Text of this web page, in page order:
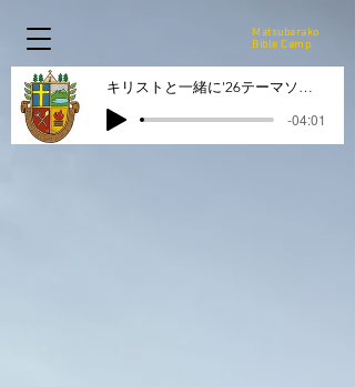
キリストと一緒に'26テーマソング
-04:01
Matsubarako
Bible Camp